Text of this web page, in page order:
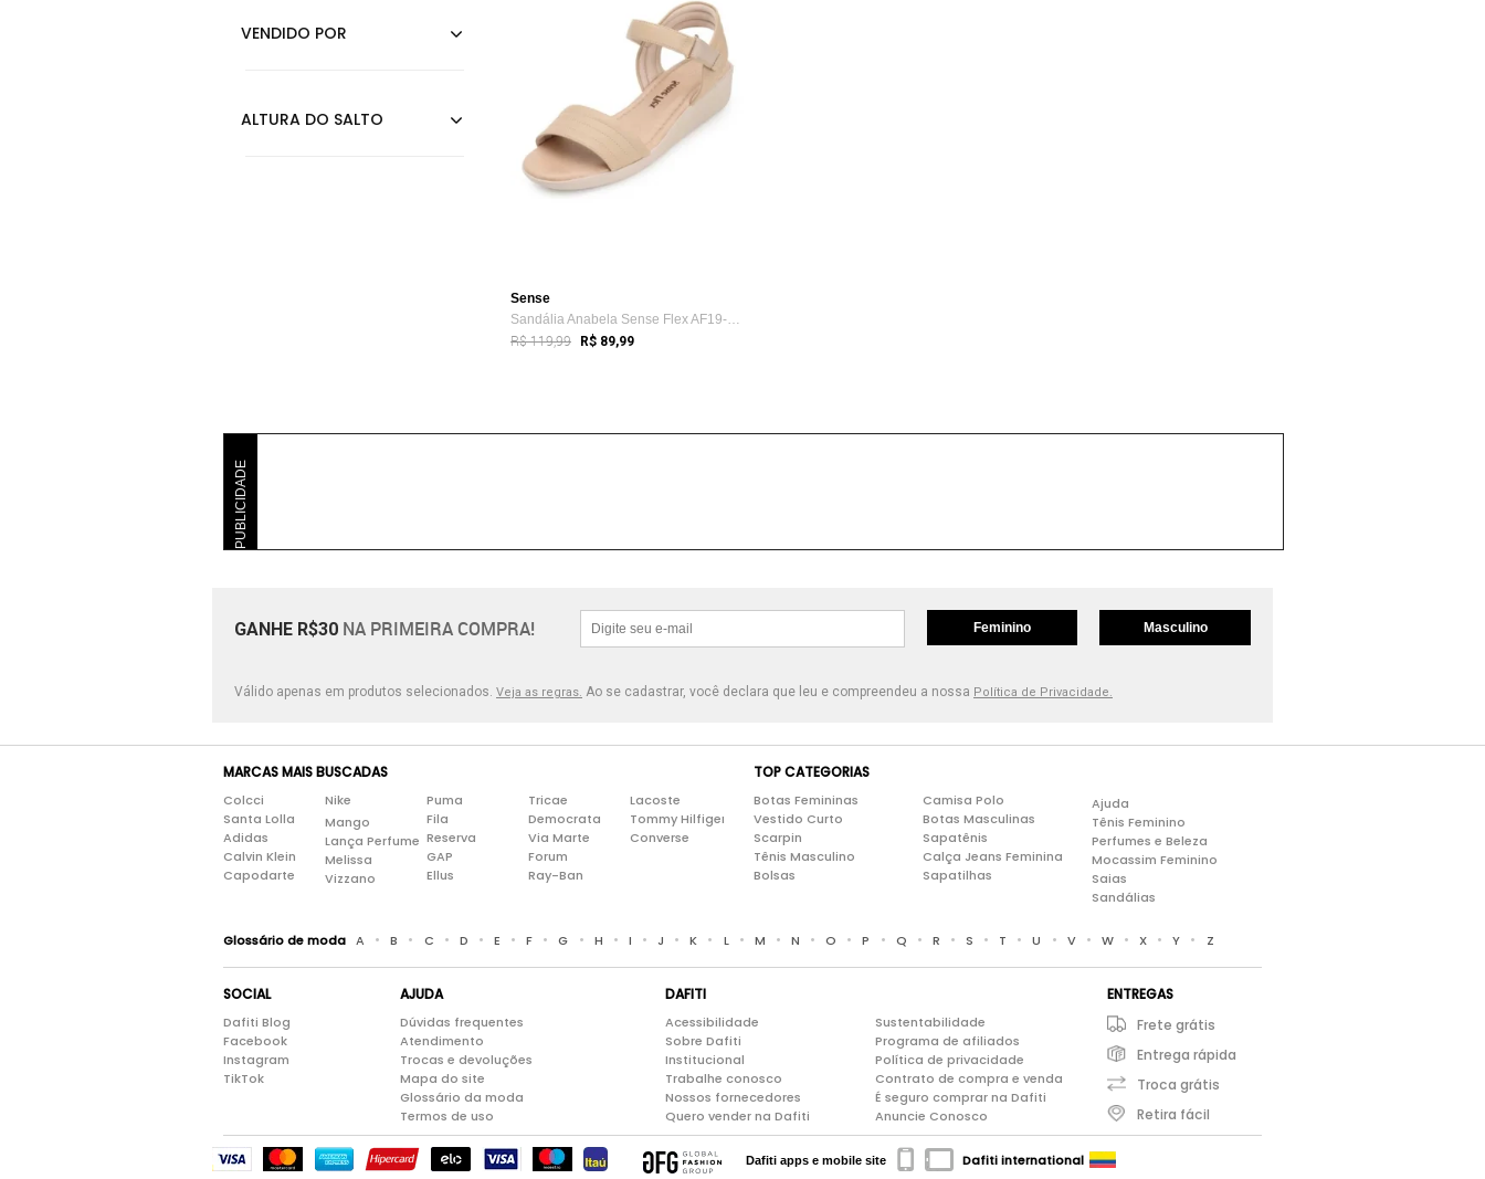
Sense
Sandália Anabela Sense Flex AF19-3942 Bege
R$ 119,99 R$ 89,99
PUBLICIDADE
GANHE R$30 NA PRIMEIRA COMPRA! Feminino Masculino
Válido apenas em produtos selecionados. Veja as regras. Ao se cadastrar, você declara que leu e compreendeu a nossa Política de Privacidade.
MARCAS MAIS BUSCADAS
Colcci
Santa Lolla
Adidas
Calvin Klein
Capodarte
Nike
Mango
Lança Perfume
Melissa
Vizzano
Puma
Fila
Reserva
GAP
Ellus
Tricae
Democrata
Via Marte
Forum
Ray-Ban
Lacoste
Tommy Hilfiger
Converse
TOP CATEGORIAS
Botas Femininas
Vestido Curto
Scarpin
Tênis Masculino
Bolsas
Camisa Polo
Botas Masculinas
Sapatênis
Calça Jeans Feminina
Sapatilhas
Ajuda
Tênis Feminino
Perfumes e Beleza
Mocassim Feminino
Saias
Sandálias
Glossário de moda A • B • C • D • E • F • G • H • I • J • K • L • M • N • O • P • Q • R • S • T • U • V • W • X • Y • Z
SOCIAL
Dafiti Blog
Facebook
Instagram
TikTok
AJUDA
Dúvidas frequentes
Atendimento
Trocas e devoluções
Mapa do site
Glossário da moda
Termos de uso
DAFITI
Acessibilidade
Sobre Dafiti
Institucional
Trabalhe conosco
Nossos fornecedores
Quero vender na Dafiti
Sustentabilidade
Programa de afiliados
Política de privacidade
Contrato de compra e venda
É seguro comprar na Dafiti
Anuncie Conosco
ENTREGAS
Frete grátis
Entrega rápida
Troca grátis
Retira fácil
Dafiti apps e mobile site Dafiti international